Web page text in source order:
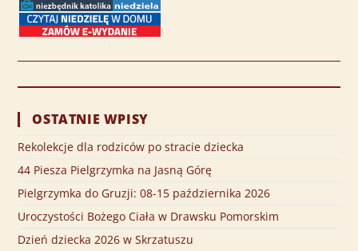
OSTATNIE WPISY
Rekolekcje dla rodziców po stracie dziecka
44 Piesza Pielgrzymka na Jasną Górę
Pielgrzymka do Gruzji: 08-15 października 2026
Uroczystości Bożego Ciała w Drawsku Pomorskim
Dzień dziecka 2026 w Skrzatuszu